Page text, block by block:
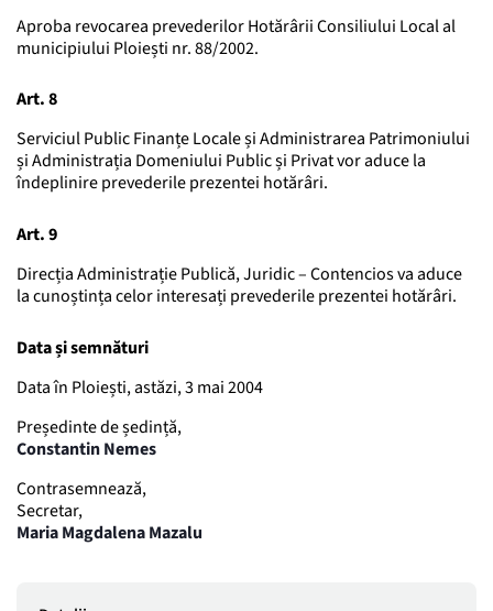
Aproba revocarea prevederilor Hotărârii Consiliului Local al
municipiului Ploiești nr. 88/2002.
Art. 8
Serviciul Public Finanțe Locale și Administrarea Patrimoniului
și Administrația Domeniului Public și Privat vor aduce la
îndeplinire prevederile prezentei hotărâri.
Art. 9
Direcția Administrație Publică, Juridic – Contencios va aduce
la cunoștința celor interesați prevederile prezentei hotărâri.
Data și semnături
Data în Ploiești, astăzi, 3 mai 2004
Președinte de ședință,
Constantin Nemes
Contrasemnează,
Secretar,
Maria Magdalena Mazalu